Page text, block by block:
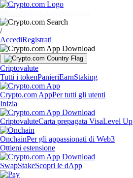
/
AccediRegistrati
Criptovalute
Tutti i tokenPanieriEarnStaking
Crypto.com AppPer tutti gli utenti
Inizia
CriptovaluteCarta prepagata VisaLevel Up
OnchainPer gli appassionati di Web3
Ottieni estensione
SwapStakeScopri le dApp